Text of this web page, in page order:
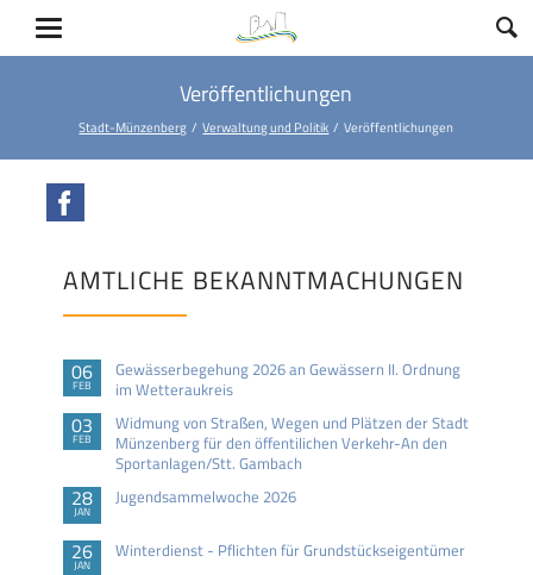
Veröffentlichungen
Stadt-Münzenberg Verwaltung und Politik Veröffentlichungen
AMTLICHE BEKANNTMACHUNGEN
06
FEB
Gewässerbegehung 2026 an Gewässern II. Ordnung
im Wetteraukreis
03
FEB
Widmung von Straßen, Wegen und Plätzen der Stadt
Münzenberg für den öffentilichen Verkehr-An den
Sportanlagen/Stt. Gambach
28
JAN
Jugendsammelwoche 2026
26
JAN
Winterdienst - Pflichten für Grundstückseigentümer